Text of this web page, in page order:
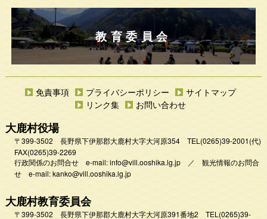
教育委員会
免責事項 プライバシーポリシー
サイトマップ
リンク集
お問い合わせ
大鹿村役場
〒399-3502 長野県下伊那郡大鹿村大字大河原354 TEL (0265)39-2001(代)
FAX(0265)39-2269
行政関係のお問合せ e-mail:info@vill.ooshika.lg.jp／ 観光情報のお問合
せ e-mail:kanko@vill.ooshika.lg.jp
大鹿村教育委員会
〒399-3502 長野県下伊那郡大鹿村大字大河原391番地2 TEL (0265)39-